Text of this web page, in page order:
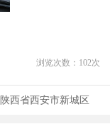
浏览次数： 102次
陕西省西安市新城区